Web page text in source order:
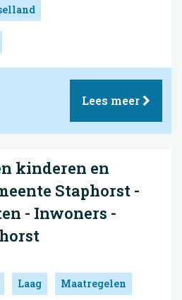
Lees meer
kinderen en
Staphorst -
- Inwoners -
Laag Maatregelen